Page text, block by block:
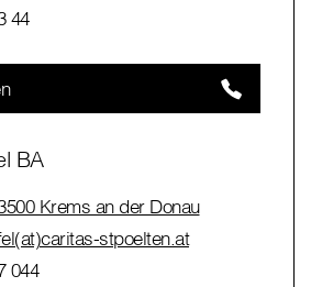
44
BA
Krems an der Donau
stpoelten.at
044